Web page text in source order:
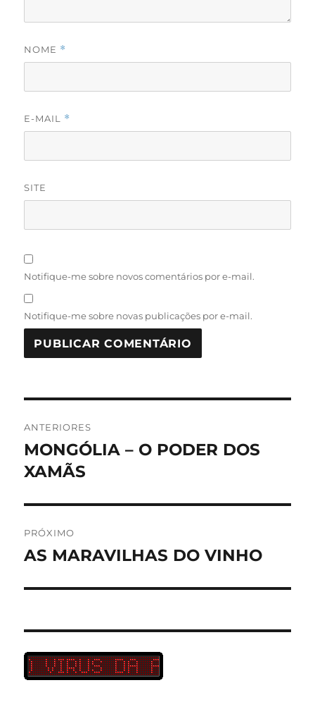
NOME *
E-MAIL *
SITE
Notifique-me sobre novos comentários por e-mail.
Notifique-me sobre novas publicações por e-mail.
de
Post
ANTERIORES
Post
anterior:
MONGÓLIA – O PODER DOS
XAMÃS
PRÓXIMO
Próximo
AS MARAVILHAS DO VINHO